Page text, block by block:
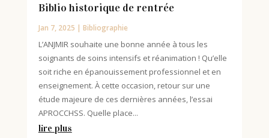
Biblio historique de rentrée
Jan 7, 2025 | Bibliographie
L’ANJMIR souhaite une bonne année à tous les
soignants de soins intensifs et réanimation ! Qu’elle
soit riche en épanouissement professionnel et en
enseignement. À cette occasion, retour sur une
étude majeure de ces dernières années, l’essai
APROCCHSS. Quelle place...
lire plus